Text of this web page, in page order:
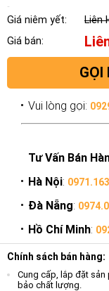
Giá niêm yết: Liên
Giá bán:
GỌI
Vui lòng gọi:
Tư Vấn Bán
Hà Nội:
Đà Nẵng:
Hồ Chí Minh:
Chính sách bán hàng:
Cung cấp, lắp đặt
bảo chất lượng.